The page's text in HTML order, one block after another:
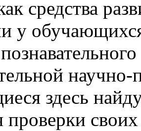
средства
у
здесь
проверки